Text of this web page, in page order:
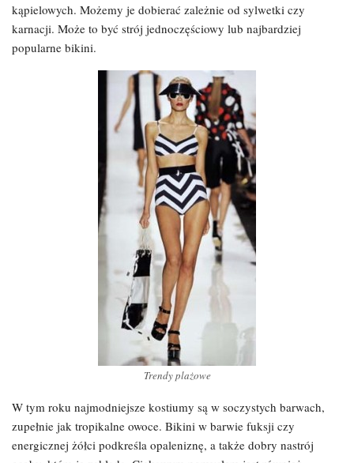
kąpielowych. Możemy je dobierać zależnie od sylwetki czy
karnacji. Może to być strój jednoczęściowy lub najbardziej
popularne bikini.
Trendy plażowe
W tym roku najmodniejsze kostiumy są w soczystych barwach,
zupełnie jak tropikalne owoce. Bikini w barwie fuksji czy
energicznej żółci podkreśla opaleniznę, a także dobry nastrój